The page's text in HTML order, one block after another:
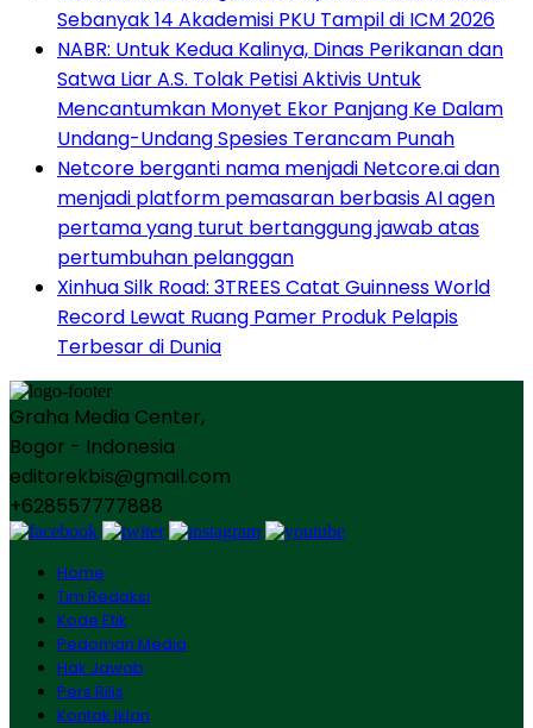
Sebanyak 14 Akademisi PKU Tampil di ICM 2026
NABR: Untuk Kedua Kalinya, Dinas Perikanan dan
Satwa Liar A.S. Tolak Petisi Aktivis Untuk
Mencantumkan Monyet Ekor Panjang Ke Dalam
Undang-Undang Spesies Terancam Punah
Netcore berganti nama menjadi Netcore.ai dan
menjadi platform pemasaran berbasis AI agen
pertama yang turut bertanggung jawab atas
pertumbuhan pelanggan
Xinhua Silk Road: 3TREES Catat Guinness World
Record Lewat Ruang Pamer Produk Pelapis
Terbesar di Dunia
Graha Media Center,
Bogor - Indonesia
editorekbis@gmail.com
+628557777888
Home
Tim Redaksi
Kode Etik
Pedoman Media
Hak Jawab
Pers Rilis
Kontak Iklan